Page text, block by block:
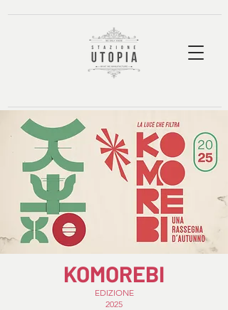
EDIZIONE
2025
KOMOREBI